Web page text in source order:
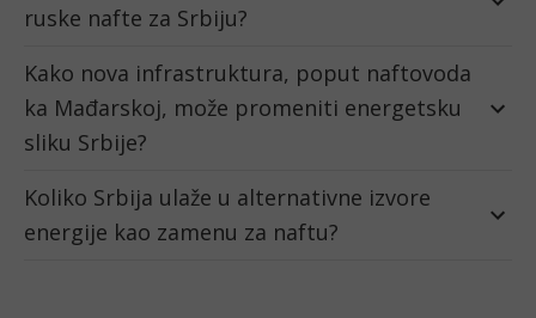
ruske nafte za Srbiju?
Kako nova infrastruktura, poput naftovoda
ka Mađarskoj, može promeniti energetsku
sliku Srbije?
Koliko Srbija ulaže u alternativne izvore
energije kao zamenu za naftu?